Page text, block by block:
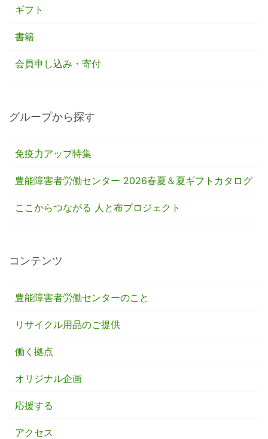
ギフト
書籍
会員申し込み・寄付
グループから探す
免疫力アップ特集
豊能障害者労働センター 2026春夏＆夏ギフトカタログ
ここからつながる 人と布プロジェクト
コンテンツ
豊能障害者労働センターのこと
リサイクル用品のご提供
働く拠点
オリジナル企画
応援する
アクセス